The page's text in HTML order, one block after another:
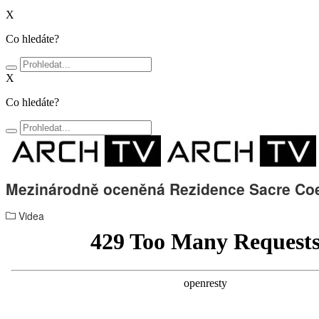
X
Co hledáte?
X
Co hledáte?
Mezinárodně oceněná Rezidence Sacre
Videa